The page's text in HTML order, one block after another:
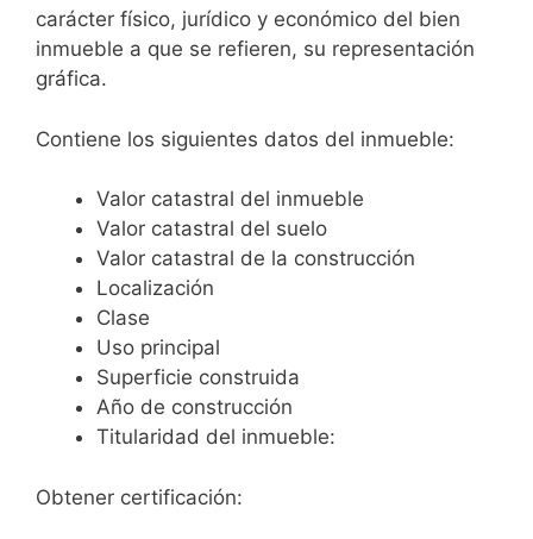
carácter físico, jurídico y económico del bien
inmueble a que se refieren, su representación
gráfica.
Contiene los siguientes datos del inmueble:
Valor catastral del inmueble
Valor catastral del suelo
Valor catastral de la construcción
Localización
Clase
Uso principal
Superficie construida
Año de construcción
Titularidad del inmueble:
Obtener certificación: